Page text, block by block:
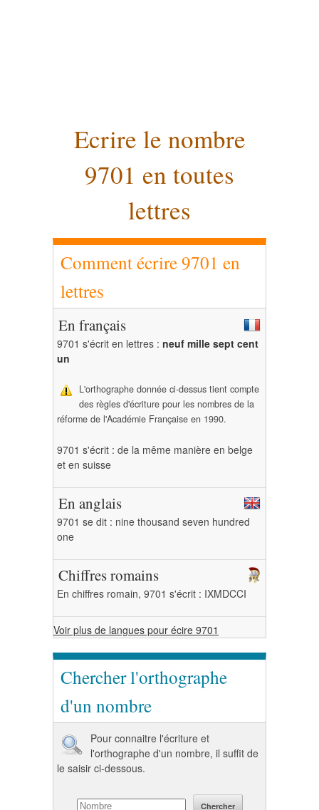
Ecrire le nombre
9701 en toutes
lettres
Comment écrire 9701 en
lettres
En français
9701 s'écrit en lettres : neuf mille sept cent
un
L'orthographe donnée ci-dessus tient compte
des règles d'écriture pour les nombres de la
réforme de l'Académie Française en 1990.
9701 s'écrit : de la même manière en belge
et en suisse
En anglais
9701 se dit : nine thousand seven hundred
one
Chiffres romains
En chiffres romain, 9701 s'écrit : IXMDCCI
Voir plus de langues pour écire 9701
Chercher l'orthographe
d'un nombre
Pour connaitre l'écriture et
l'orthographe d'un nombre, il suffit de
le saisir ci-dessous.